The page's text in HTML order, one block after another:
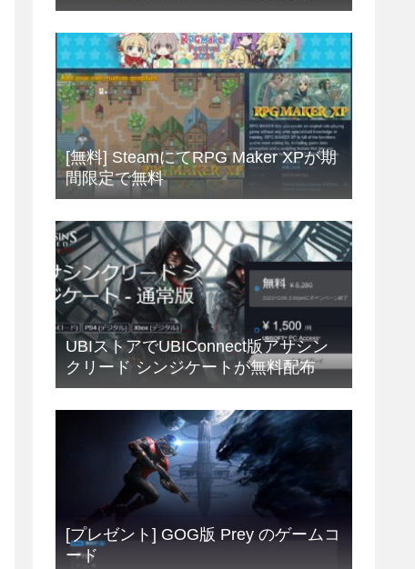
[無料] SteamにてRPG Maker XPが期
間限定で無料
UBIストアでUBIConnect版アサシン
クリード シンジケートが無料配布
[プレゼント] GOG版 Prey のゲームコ
ード